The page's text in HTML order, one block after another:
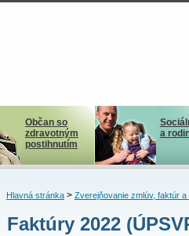
Občan so
zdravotným
postihnutím
a
Hlavná stránka> Zverejňovanie zmlúv, faktúr a
Faktúry 2022